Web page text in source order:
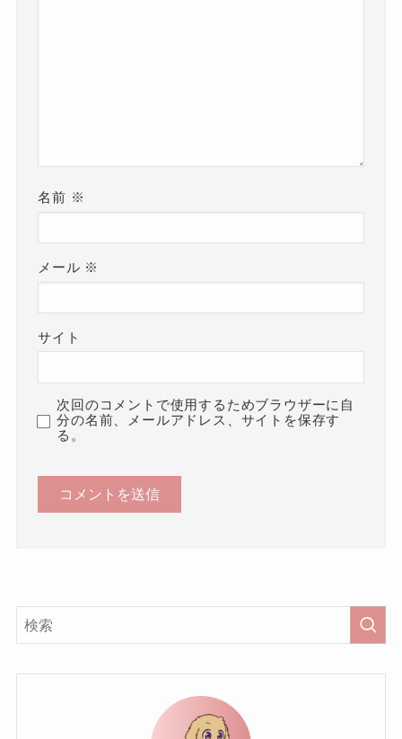
名前 ※
メール ※
サイト
次回のコメントで使用するためブラウザーに自
分の名前、メールアドレス、サイトを保存す
る。